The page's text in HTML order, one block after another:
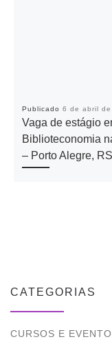
Publicado 6 de abril de
Vaga de estágio
Biblioteconomia
– Porto Alegre, RS
CATEGORIAS
CURSOS E